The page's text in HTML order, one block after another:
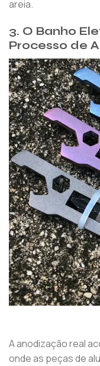
areia.
3. O Banho
Processo de
A anodização real
onde as peças de